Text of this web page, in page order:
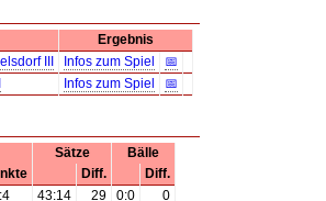
Ergebnis
III Infos zum Spiel
📅
Infos zum Spiel 📅
Sätze
Bälle
Diff.
Diff.
43:14 29 0:0
0